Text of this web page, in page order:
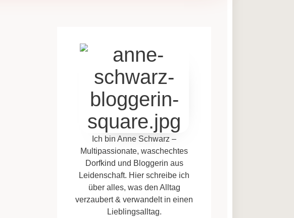
Ich bin Anne Schwarz –
Multipassionate, waschechtes
Dorfkind und Bloggerin aus
Leidenschaft. Hier schreibe ich
über alles, was den Alltag
verzaubert & verwandelt in einen
Lieblingsalltag.